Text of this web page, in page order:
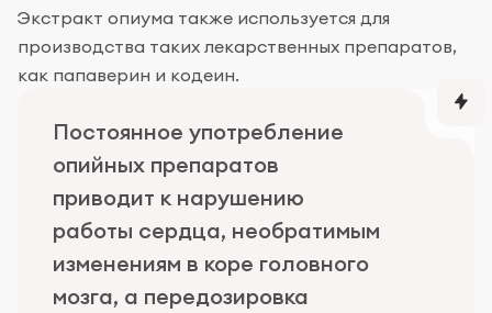
Экстракт опиума также используется для
производства таких лекарственных препаратов,
как папаверин и кодеин.
Постоянное употребление
опийных препаратов
приводит к нарушению
работы сердца, необратимым
изменениям в коре головного
мозга, а передозировка